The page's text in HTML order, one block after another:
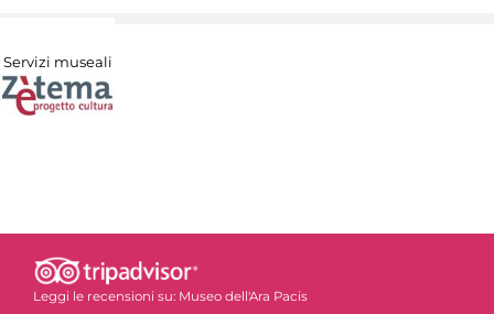
Servizi museali
Leggi le recensioni su: Museo dell'Ara Pacis